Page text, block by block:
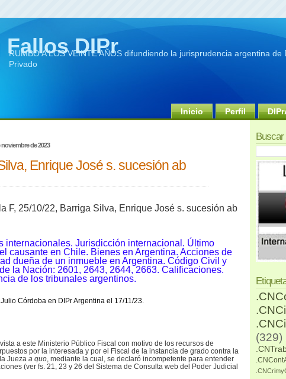
Fallos DIPr
RUMBO A LOS VEINTE AÑOS difundiendo la jurisprudencia argentina
Privado
Inicio Perfil
noviembre de 2023
Enrique José s. sucesión ab
F, 25/10/22, Barriga Silva, Enrique José s. sucesión ab
internacionales. Jurisdicción internacional. Último
causante en Chile. Bienes en Argentina. Acciones de
dueña de un inmueble en Argentina. Código Civil y
la Nación: 2601, 2643, 2644, 2663. Calificaciones.
de los tribunales argentinos.
Córdoba en DIPr Argentina el 17/11/23.
a este Ministerio Público Fiscal con motivo de los recursos de
por la interesada y por el Fiscal de la instancia de grado contra la
Jueza a quo, mediante la cual, se declaró incompetente para entender
(ver fs. 21, 23 y 26 del Sistema de Consulta web del Poder Judicial
Buscar
(329)